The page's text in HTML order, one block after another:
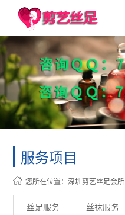
服务项目
您所在位置：深圳剪艺丝足会所
丝足服务 丝袜服务